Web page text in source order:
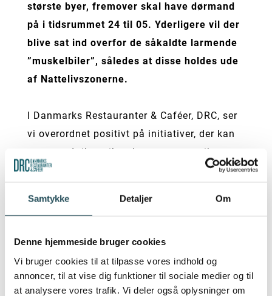
Samtykke Detaljer Om
Denne hjemmeside bruger cookies
Vi bruger cookies til at tilpasse vores indhold og
annoncer, til at vise dig funktioner til sociale medier og til
at analysere vores trafik. Vi deler også oplysninger om
største byer, fremover skal have dørmand
på i tidsrummet 24 til 05. Yderligere vil der
blive sat ind overfor de såkaldte larmende
”muskelbiler”, således at disse holdes ude
af Nattelivszonerne.
I Danmarks Restauranter & Caféer, DRC, ser
vi overordnet positivt på initiativer, der kan
være med til at sikre den trygge og sikre
fest i natten, men stiller os uforstående
ikke spiller nogen rolle i at sikre den gode
uønskede gener fra nattelivet herunder
specifikt festen i gaden”siger Vicedirektør i